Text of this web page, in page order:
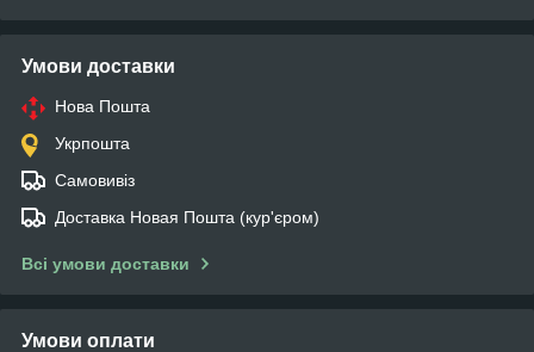
Умови доставки
Нова Пошта
Укрпошта
Самовивіз
Доставка Новая Пошта (кур'єром)
Всі умови доставки
Умови оплати